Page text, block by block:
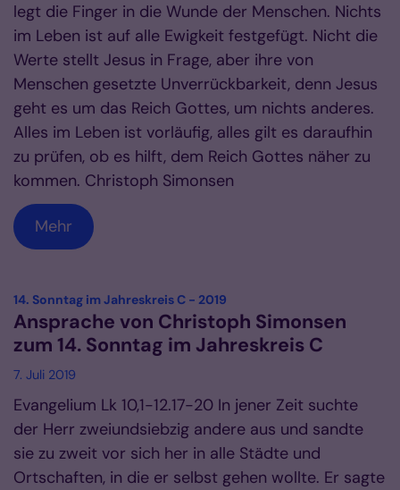
legt die Finger in die Wunde der Menschen. Nichts
im Leben ist auf alle Ewigkeit festgefügt. Nicht die
Werte stellt Jesus in Frage, aber ihre von
Menschen gesetzte Unverrückbarkeit, denn Jesus
geht es um das Reich Gottes, um nichts anderes.
Alles im Leben ist vorläufig, alles gilt es daraufhin
zu prüfen, ob es hilft, dem Reich Gottes näher zu
kommen. Christoph Simonsen
Mehr
14. Sonntag im Jahreskreis C - 2019
Ansprache von Christoph Simonsen
zum 14. Sonntag im Jahreskreis C
7. Juli 2019
Evangelium Lk 10,1-12.17-20 In jener Zeit suchte
der Herr zweiundsiebzig andere aus und sandte
sie zu zweit vor sich her in alle Städte und
Ortschaften, in die er selbst gehen wollte. Er sagte